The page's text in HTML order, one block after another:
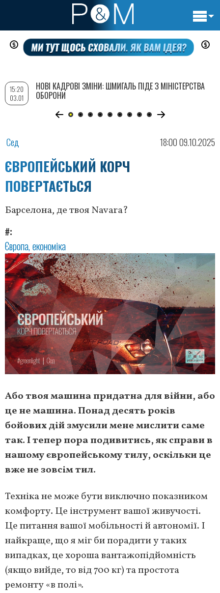
Перейти
до
вмісту
Сед 18:00 09.10.2025
ЄВРОПЕЙСЬКИЙ КОРЧ
ПОВЕРТАЄТЬСЯ
Барселона, де твоя Navara?
#
Європа економіка
Або твоя машина придатна для війни, або
це не машина. Понад десять років
бойових дій змусили мене мислити саме
так. І тепер пора подивитись, як справи в
нашому європейському тилу, оскільки це
вже не зовсім тил.
Техніка не може бути виключно показником
комфорту. Це інструмент вашої живучості.
Це питання вашої мобільності й автономії. І
найкраще, що я міг би порадити у таких
випадках, це хороша вантажопідйомність
(якщо вийде, то від 700 кг) та простота
ремонту «в полі».
15:20
03.01
НОВІ КАДРОВІ ЗМІНИ: ШМИГАЛЬ ПІДЕ З МІНІСТЕРСТВА
ОБОРОНИ